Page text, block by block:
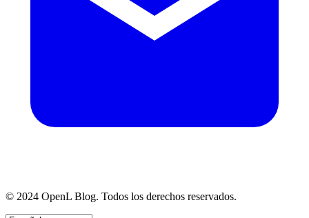
© 2024 OpenL Blog. Todos los derechos reservados.